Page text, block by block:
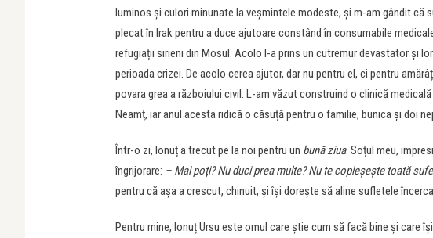
luminos și culori minunate la veșmintele modeste, și m-am gândit că
plecat în Irak pentru a duce ajutoare constând în consumabile
refugiații sirieni din Mosul. Acolo l-a prins un cutremur devastator și
perioada crizei. De acolo cerea ajutor, dar nu pentru el, ci pentru
povara grea a războiului civil. L-am văzut construind o clinică
Neamț, iar anul acesta ridică o căsuță pentru o familie, bunica și doi
Într-o zi, Ionuț a trecut pe la noi pentru un bună ziua. Soțul meu,
îngrijorare: – Mai poți? Nu duci prea multe? Nu te copleșește toată
pentru că așa a crescut, chinuit, și își dorește să aline sufletele
Pentru mine, Ionuț Ursu este omul care știe cum să facă bine și care